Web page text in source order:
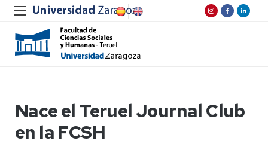
Nace el Teruel Journal Club
en la FCSH